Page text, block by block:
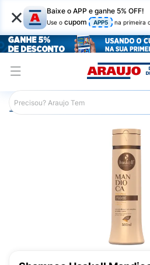
× Baixe o APP e ganhe 5% OFF!
Use o cupom APP5 na primeira
Araujo Cabelo